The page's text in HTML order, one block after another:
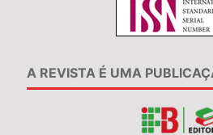
A REVISTA É UMA